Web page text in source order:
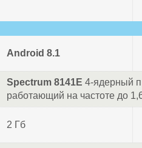
Android 8.1
Spectrum 8141E 4-ядерный
работающий на частоте до
2 Гб